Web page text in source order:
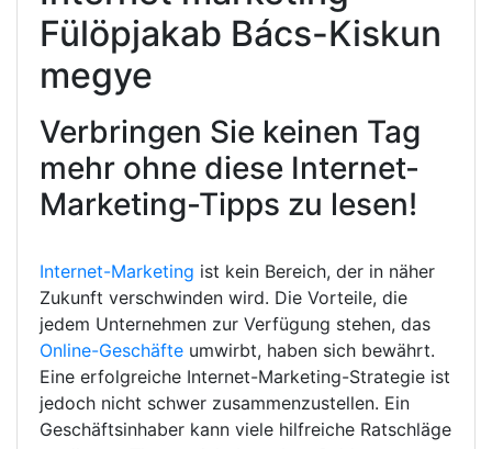
Fülöpjakab Bács-Kiskun
megye
Verbringen Sie keinen Tag
mehr ohne diese Internet-
Marketing-Tipps zu lesen!
Internet-Marketing ist kein Bereich, der in näher
Zukunft verschwinden wird. Die Vorteile, die
jedem Unternehmen zur Verfügung stehen, das
Online-Geschäfte umwirbt, haben sich bewährt.
Eine erfolgreiche Internet-Marketing-Strategie ist
jedoch nicht schwer zusammenzustellen. Ein
Geschäftsinhaber kann viele hilfreiche Ratschläge